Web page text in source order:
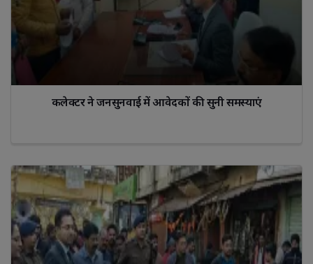
कलेक्‍टर ने जनसुनवाई में आवेदकों की सुनी समस्‍याएं